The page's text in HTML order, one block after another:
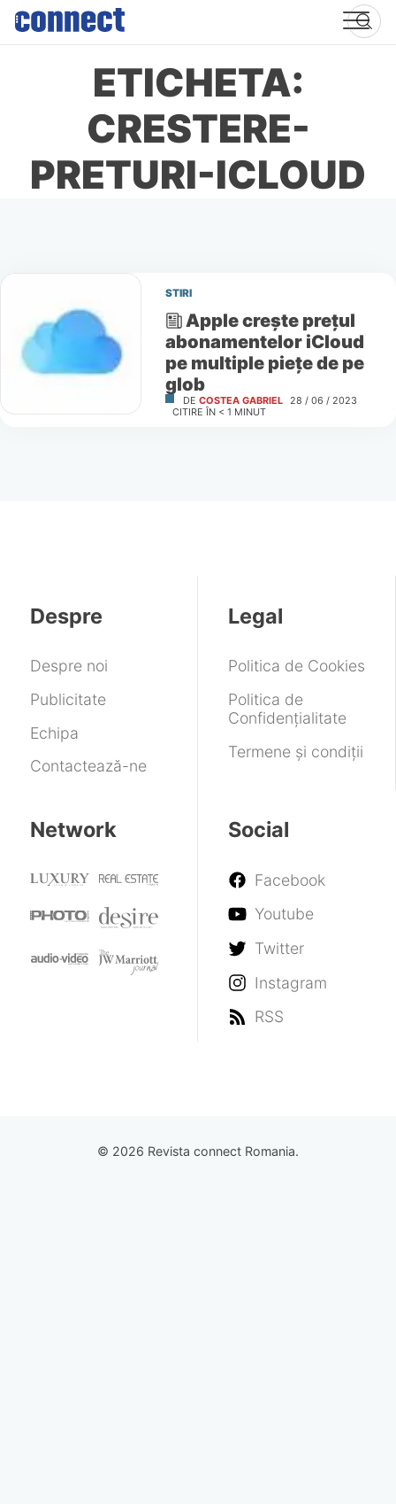
Skip
content
ETICHETA:
CRESTERE-
PRETURI-ICLOUD
STIRI
Apple creşte preţul
abonamentelor iCloud
pe multiple pieţe de pe
glob
DE COSTEA GABRIEL 28 / 06 / 2023
CITIRE ÎN < 1 MINUT
Despre
Despre noi
Publicitate
Echipa
Contactează-ne
Legal
Politica de Cookies
Politica de
Confidențialitate
Termene și condiții
Network Social
Facebook
Youtube
Twitter
Instagram
RSS
© 2026 Revista connect Romania.